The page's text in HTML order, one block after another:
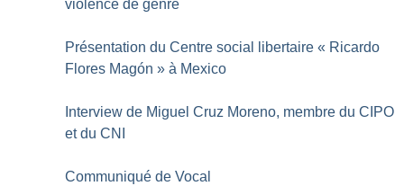
violence de genre
Présentation du Centre social libertaire « Ricardo
Flores Magón » à Mexico
Interview de Miguel Cruz Moreno, membre du CIPO
et du CNI
Communiqué de Vocal